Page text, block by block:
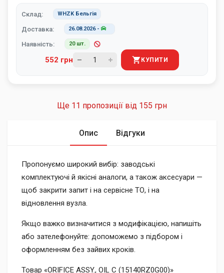
Склад: WHZK Бельгія
Доставка: 26.08.2026-
Наявність: 20 шт.
552 грн КУПИТИ
Ще 11 пропозиції від 155 грн
Опис Відгуки
Пропонуємо широкий вибір: заводські
комплектуючі й якісні аналоги, а також аксесуари —
щоб закрити запит і на сервісне ТО, і на
відновлення вузла.
Якщо важко визначитися з модифікацією, напишіть
або зателефонуйте: допоможемо з підбором і
оформленням без зайвих кроків.
Товар «ORIFICE ASSY., OIL C (15140RZ0G00)»